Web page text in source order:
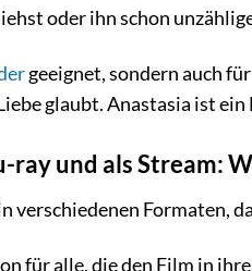
oder ihn schon
geeignet, sondern auch
glaubt. Anastasia ist
ray und als Stream:
verschiedenen Formaten,
für alle, die den Film in